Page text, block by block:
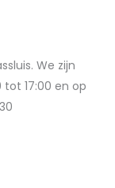
We zijn
17:00 en op